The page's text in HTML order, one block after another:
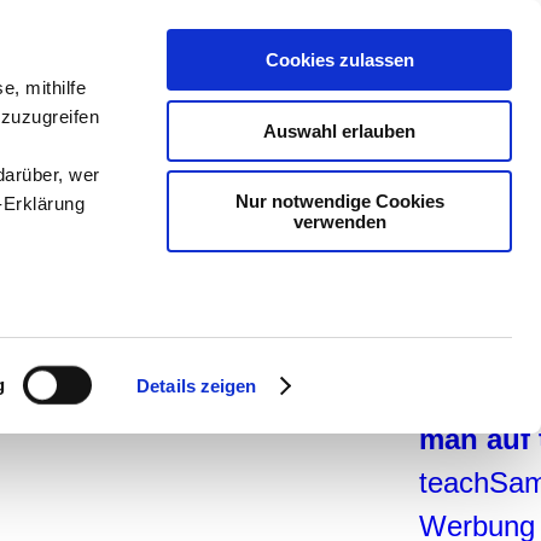
mithilfe
wer
Details zeigen
Cookies zulassen
Auswahl erlauben
Nur notwendige Cookies
verwenden
-
man auf
Werbung